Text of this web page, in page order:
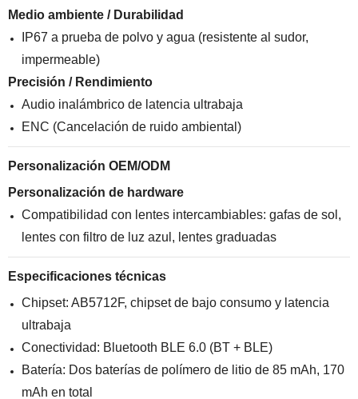
Medio ambiente / Durabilidad
IP67 a prueba de polvo y agua (resistente al sudor,
impermeable)
Precisión / Rendimiento
Audio inalámbrico de latencia ultrabaja
ENC (Cancelación de ruido ambiental)
Personalización OEM/ODM
Personalización de hardware
Compatibilidad con lentes intercambiables: gafas de sol,
lentes con filtro de luz azul, lentes graduadas
Especificaciones técnicas
Chipset: AB5712F, chipset de bajo consumo y latencia
ultrabaja
Conectividad: Bluetooth BLE 6.0 (BT + BLE)
Batería: Dos baterías de polímero de litio de 85 mAh, 170
mAh en total